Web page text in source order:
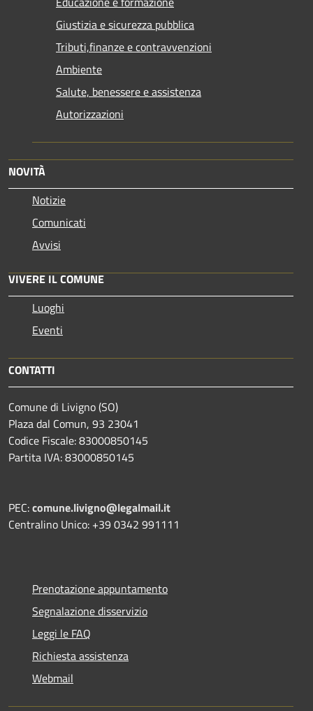
Giustizia e sicurezza pubblica
Tributi,finanze e contravvenzioni
Ambiente
Salute, benessere e assistenza
Autorizzazioni
NOVITÀ
Notizie
Comunicati
Avvisi
VIVERE IL COMUNE
Luoghi
Eventi
CONTATTI
Comune di Livigno (SO)
Plaza dal Comun, 93 23041
Codice Fiscale: 83000850145
Partita IVA: 83000850145
PEC:comune.livigno@legalmail.it
Centralino Unico: +39 0342 991111
Prenotazione appuntamento
Segnalazione disservizio
Leggi le FAQ
Richiesta assistenza
Webmail